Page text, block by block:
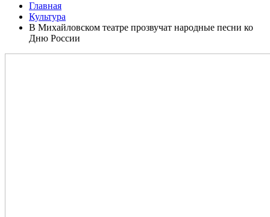
Главная
Культура
В Михайловском театре прозвучат народные песни ко
Дню России